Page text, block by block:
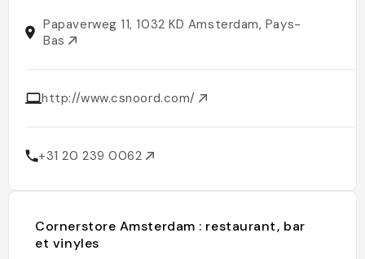
Papaverweg 11, 1032 KD Amsterdam, Pays-
Bas
http://www.csnoord.com/
+31 20 239 0062
Cornerstore Amsterdam : restaurant, bar
et vinyles